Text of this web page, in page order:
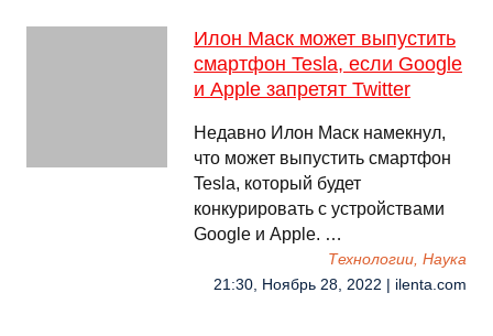
Илон Маск может выпустить
смартфон Tesla, если Google
и Apple запретят Twitter
Недавно Илон Маск намекнул,
что может выпустить смартфон
Tesla, который будет
конкурировать с устройствами
Google и Apple. …
Технологии, Наука
21:30, Ноябрь 28, 2022 | ilenta.com